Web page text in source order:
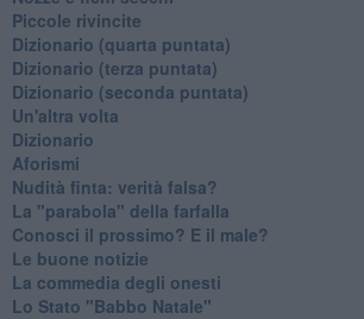
Piccole rivincite
​Dizionario (quarta puntata)
​Dizionario (terza puntata)
​Dizionario (seconda puntata)
Un'altra volta
Dizionario
Aforismi
Nudità finta: verità falsa?
La "parabola" della farfalla
Conosci il prossimo? E il male?
Le buone notizie
La commedia degli onesti
Lo Stato "Babbo Natale"